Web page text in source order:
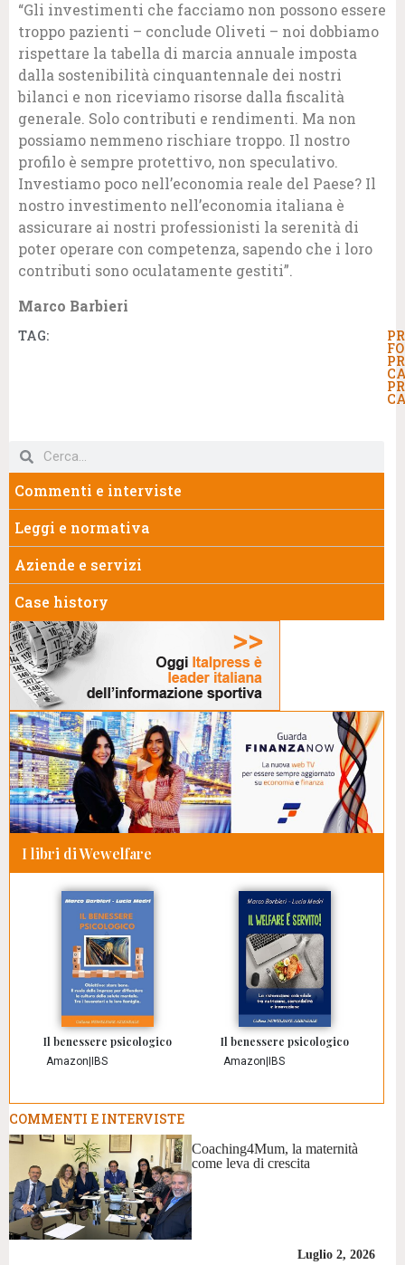
“Gli investimenti che facciamo non possono essere
troppo pazienti – conclude Oliveti – noi dobbiamo
rispettare la tabella di marcia annuale imposta
dalla sostenibilità cinquantennale dei nostri
bilanci e non riceviamo risorse dalla fiscalità
generale. Solo contributi e rendimenti. Ma non
possiamo nemmeno rischiare troppo. Il nostro
profilo è sempre protettivo, non speculativo.
Investiamo poco nell’economia reale del Paese? Il
nostro investimento nell’economia italiana è
assicurare ai nostri professionisti la serenità di
poter operare con competenza, sapendo che i loro
contributi sono oculatamente gestiti”.
Marco Barbieri
TAG:
Commenti e interviste
Leggi e normativa
Aziende e servizi
Case history
I libri di Wewelfare
Il benessere psicologico
Amazon IBS
Il benessere psicologico
Amazon IBS
COMMENTI E INTERVISTE
Coaching4Mum, la maternità
come leva di crescita
Luglio 2, 2026